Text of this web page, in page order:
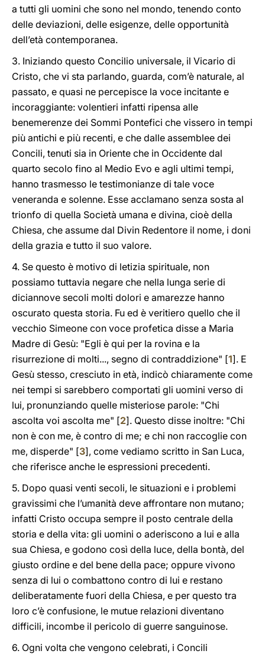
a tutti gli uomini che sono nel mondo, tenendo conto
delle deviazioni, delle esigenze, delle opportunità
dell’età contemporanea.
3. Iniziando questo Concilio universale, il Vicario di
Cristo, che vi sta parlando, guarda, com’è naturale, al
passato, e quasi ne percepisce la voce incitante e
incoraggiante: volentieri infatti ripensa alle
benemerenze dei Sommi Pontefici che vissero in tempi
più antichi e più recenti, e che dalle assemblee dei
Concili, tenuti sia in Oriente che in Occidente dal
quarto secolo fino al Medio Evo e agli ultimi tempi,
hanno trasmesso le testimonianze di tale voce
veneranda e solenne. Esse acclamano senza sosta al
trionfo di quella Società umana e divina, cioè della
Chiesa, che assume dal Divin Redentore il nome, i doni
della grazia e tutto il suo valore.
4. Se questo è motivo di letizia spirituale, non
possiamo tuttavia negare che nella lunga serie di
diciannove secoli molti dolori e amarezze hanno
oscurato questa storia. Fu ed è veritiero quello che il
vecchio Simeone con voce profetica disse a Maria
Madre di Gesù: "Egli è qui per la rovina e la
risurrezione di molti..., segno di contraddizione" [1]. E
Gesù stesso, cresciuto in età, indicò chiaramente come
nei tempi si sarebbero comportati gli uomini verso di
lui, pronunziando quelle misteriose parole: "Chi
ascolta voi ascolta me" [2]. Questo disse inoltre: "Chi
non è con me, è contro di me; e chi non raccoglie con
me, disperde" [3], come vediamo scritto in San Luca,
che riferisce anche le espressioni precedenti.
5. Dopo quasi venti secoli, le situazioni e i problemi
gravissimi che l’umanità deve affrontare non mutano;
infatti Cristo occupa sempre il posto centrale della
storia e della vita: gli uomini o aderiscono a lui e alla
sua Chiesa, e godono così della luce, della bontà, del
giusto ordine e del bene della pace; oppure vivono
senza di lui o combattono contro di lui e restano
deliberatamente fuori della Chiesa, e per questo tra
loro c’è confusione, le mutue relazioni diventano
difficili, incombe il pericolo di guerre sanguinose.
6. Ogni volta che vengono celebrati, i Concili